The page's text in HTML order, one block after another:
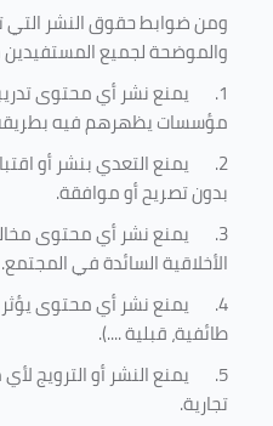
ومن ضوابط حقوق النشر التي
والموضحة لجميع
1.
يمنع نشر أي محتوى
مؤسسات يظهرهم فيه
2.
يمنع التعدي بنشر أو
بدون تصريح أو موافقة.
3.
يمنع نشر أي محتوى
الأخلاقية السائدة في المجتمع.
4.
يمنع نشر أي محتوى
طائفية، قبلية ....).
5.
يمنع النشر أو الترويج
تجارية.